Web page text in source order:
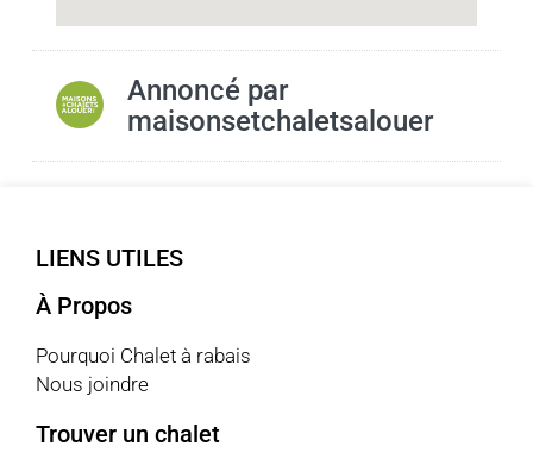
Annoncé par
maisonsetchaletsalouer
LIENS UTILES
À Propos
Pourquoi Chalet à rabais
Nous joindre
Trouver un chalet